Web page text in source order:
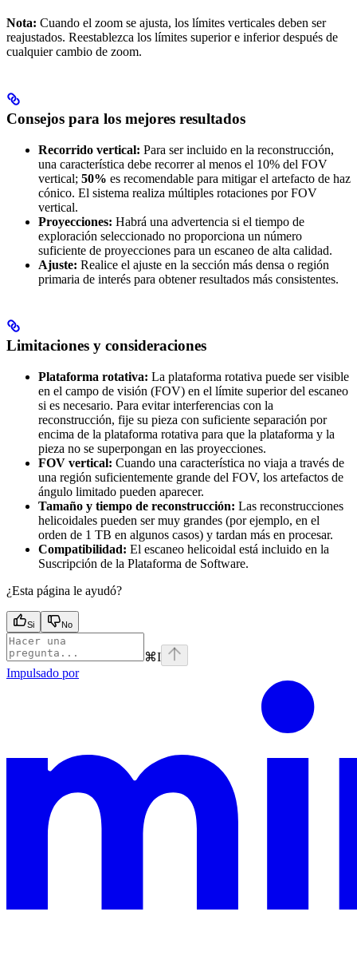
Nota: Cuando el zoom se ajusta, los límites verticales deben ser
reajustados. Reestablezca los límites superior e inferior después de
cualquier cambio de zoom.
Consejos para los mejores resultados
Recorrido vertical: Para ser incluido en la reconstrucción,
una característica debe recorrer al menos el 10% del FOV
vertical; 50% es recomendable para mitigar el artefacto de haz
cónico. El sistema realiza múltiples rotaciones por FOV
vertical.
Proyecciones: Habrá una advertencia si el tiempo de
exploración seleccionado no proporciona un número
suficiente de proyecciones para un escaneo de alta calidad.
Ajuste: Realice el ajuste en la sección más densa o región
primaria de interés para obtener resultados más consistentes.
Limitaciones y consideraciones
Plataforma rotativa: La plataforma rotativa puede ser visible
en el campo de visión (FOV) en el límite superior del escaneo
si es necesario. Para evitar interferencias con la
reconstrucción, fije su pieza con suficiente separación por
encima de la plataforma rotativa para que la plataforma y la
pieza no se superpongan en las proyecciones.
FOV vertical: Cuando una característica no viaja a través de
una región suficientemente grande del FOV, los artefactos de
ángulo limitado pueden aparecer.
Tamaño y tiempo de reconstrucción: Las reconstrucciones
helicoidales pueden ser muy grandes (por ejemplo, en el
orden de 1 TB en algunos casos) y tardan más en procesar.
Compatibilidad: El escaneo helicoidal está incluido en la
Suscripción de la Plataforma de Software.
¿Esta página le ayudó?
Si No
⌘I
Impulsado por